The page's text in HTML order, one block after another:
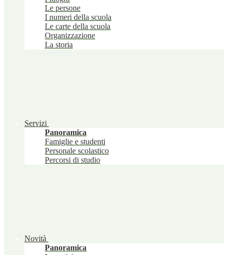
Le persone
I numeri della scuola
Le carte della scuola
Organizzazione
La storia
Servizi
Panoramica
Famiglie e studenti
Personale scolastico
Percorsi di studio
Novità
Panoramica